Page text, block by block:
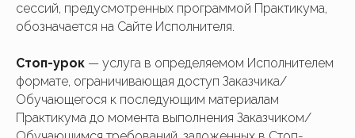
сессий, предусмотренных программой Практикума,
обозначается на Сайте Исполнителя.
Стоп-урок — услуга в определяемом Исполнителем
формате, ограничивающая доступ Заказчика/
Обучающегося к последующим материалам
Практикума до момента выполнения Заказчиком/